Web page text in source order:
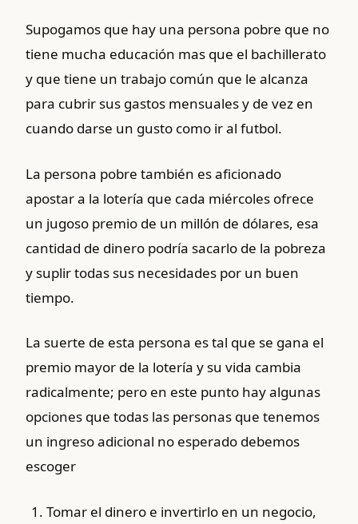
Supogamos que hay una persona pobre que no
tiene mucha educación mas que el bachillerato
y que tiene un trabajo común que le alcanza
para cubrir sus gastos mensuales y de vez en
cuando darse un gusto como ir al futbol.
La persona pobre también es aficionado
apostar a la lotería que cada miércoles ofrece
un jugoso premio de un millón de dólares, esa
cantidad de dinero podría sacarlo de la pobreza
y suplir todas sus necesidades por un buen
tiempo.
La suerte de esta persona es tal que se gana el
premio mayor de la lotería y su vida cambia
radicalmente; pero en este punto hay algunas
opciones que todas las personas que tenemos
un ingreso adicional no esperado debemos
escoger
Tomar el dinero e invertirlo en un negocio,